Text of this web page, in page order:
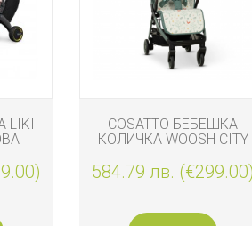
LIKI
COSATTO БЕБЕШКА
КОЛИЧКА WOOSH CITY
584.79 лв. (€299.00)